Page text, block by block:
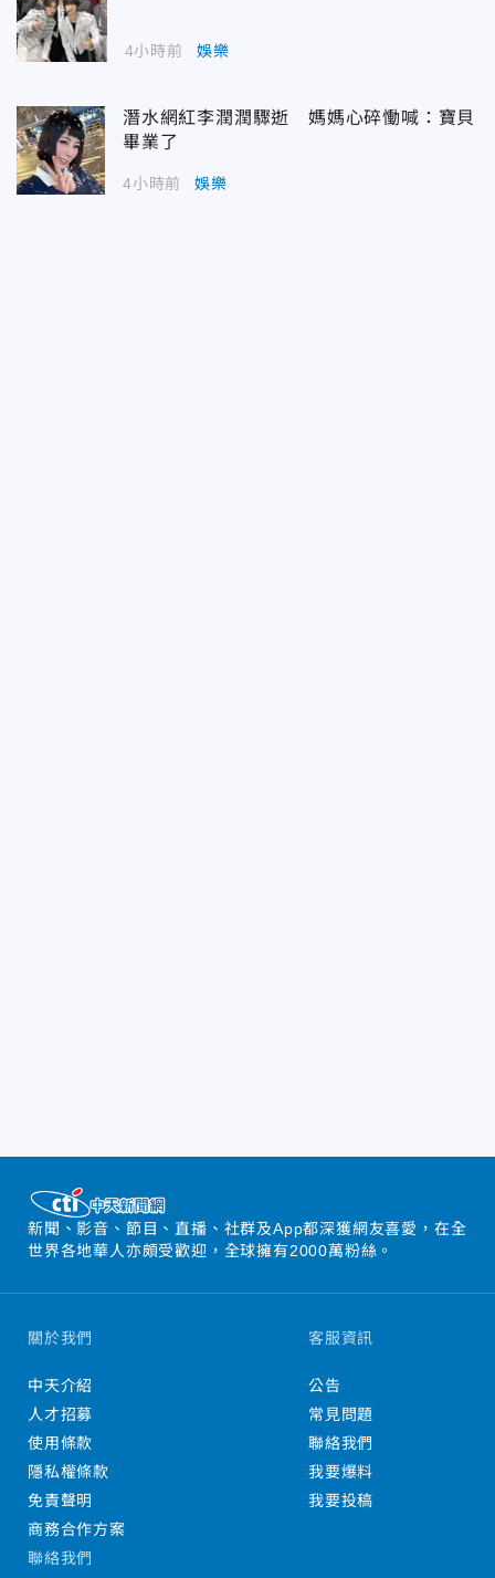
4小時前 娛樂
潛水網紅李潤潤驟逝 媽媽心碎慟喊：寶貝
畢業了
4小時前 娛樂
新聞、影音、節目、直播、社群及App都深獲網友喜愛，在全
世界各地華人亦頗受歡迎，全球擁有2000萬粉絲。
關於我們
中天介紹
人才招募
使用條款
隱私權條款
免責聲明
商務合作方案
客服資訊
公告
常見問題
聯絡我們
我要爆料
我要投稿
聯絡我們